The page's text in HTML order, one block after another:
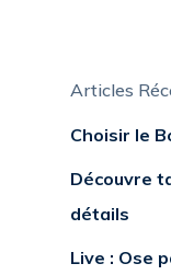
Articles
Choisir le
Découvre
détails
Live : Ose